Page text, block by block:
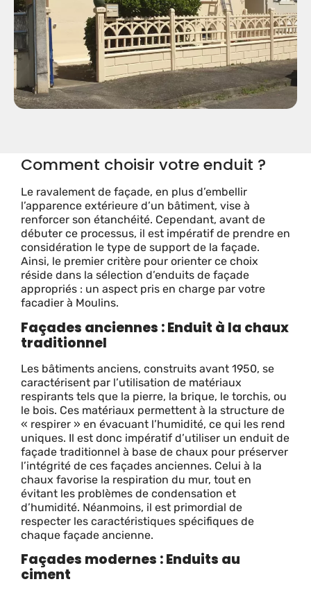
Comment choisir votre enduit ?
Le ravalement de façade, en plus d’embellir
l’apparence extérieure d’un bâtiment, vise à
renforcer son étanchéité. Cependant, avant de
débuter ce processus, il est impératif de prendre en
considération le type de support de la façade.
Ainsi, le premier critère pour orienter ce choix
réside dans la sélection d’enduits de façade
appropriés : un aspect pris en charge par votre
facadier à Moulins.
Façades anciennes : Enduit à la chaux
traditionnel
Les bâtiments anciens, construits avant 1950, se
caractérisent par l’utilisation de matériaux
respirants tels que la pierre, la brique, le torchis, ou
le bois. Ces matériaux permettent à la structure de
« respirer » en évacuant l’humidité, ce qui les rend
uniques. Il est donc impératif d’utiliser un enduit de
façade traditionnel à base de chaux pour préserver
l’intégrité de ces façades anciennes. Celui à la
chaux favorise la respiration du mur, tout en
évitant les problèmes de condensation et
d’humidité. Néanmoins, il est primordial de
respecter les caractéristiques spécifiques de
chaque façade ancienne.
Façades modernes : Enduits au
ciment